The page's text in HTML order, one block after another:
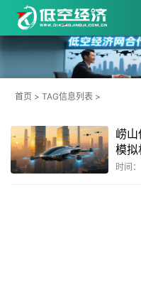
首页 > TAG信息列表 >
崂山
模拟
链
时间